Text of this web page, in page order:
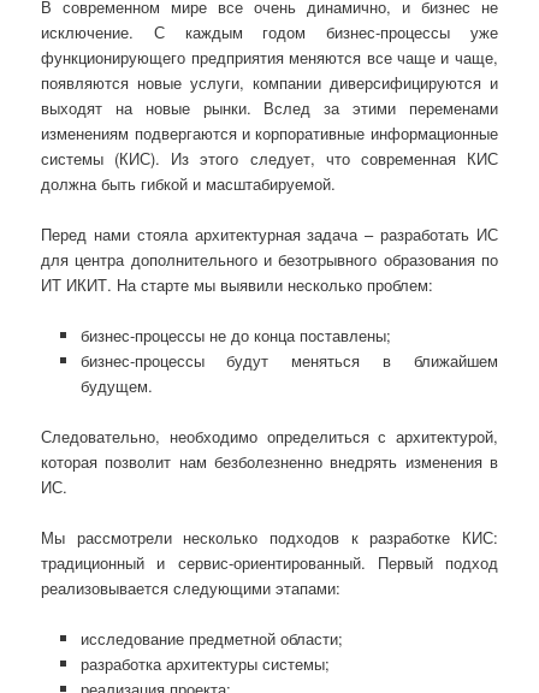
В современном мире все очень динамично, и бизнес не
исключение. С каждым годом бизнес-процессы уже
функционирующего предприятия меняются все чаще и чаще,
появляются новые услуги, компании диверсифицируются и
выходят на новые рынки. Вслед за этими переменами
изменениям подвергаются и корпоративные информационные
системы (КИС). Из этого следует, что современная КИС
должна быть гибкой и масштабируемой.
Перед нами стояла архитектурная задача – разработать ИС
для центра дополнительного и безотрывного образования по
ИТ ИКИТ. На старте мы выявили несколько проблем:
бизнес-процессы не до конца поставлены;
бизнес-процессы будут меняться в ближайшем
будущем.
Следовательно, необходимо определиться с архитектурой,
которая позволит нам безболезненно внедрять изменения в
ИС.
Мы рассмотрели несколько подходов к разработке КИС:
традиционный и сервис-ориентированный. Первый подход
реализовывается следующими этапами:
исследование предметной области;
разработка архитектуры системы;